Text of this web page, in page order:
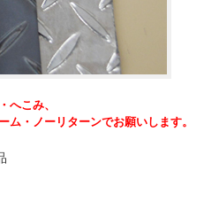
へこみ、
ノーリターンでお願いします。